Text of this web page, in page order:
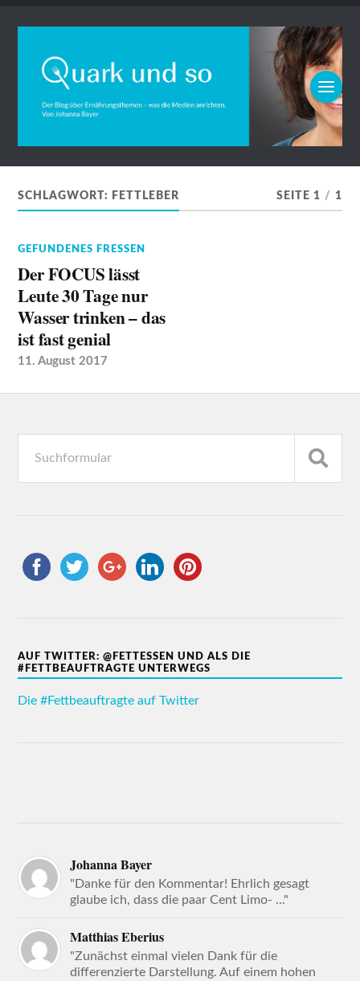
SCHLAGWORT: FETTLEBER SEITE 1 / 1
GEFUNDENES FRESSEN
Der FOCUS lässt
Leute 30 Tage nur
Wasser trinken – das
ist fast genial
11. August 2017
AUF TWITTER: @FETTESSEN UND ALS DIE
#FETTBEAUFTRAGTE UNTERWEGS
Die #Fettbeauftragte auf Twitter
Johanna Bayer
"Danke für den Kommentar! Ehrlich gesagt
glaube ich, dass die paar Cent Limo- ..."
Matthias Eberius
"Zunächst einmal vielen Dank für die
differenzierte Darstellung. Auf einem hohen